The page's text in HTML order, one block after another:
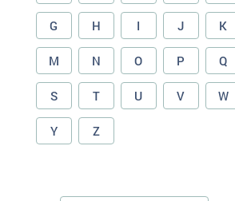
G H I J K
M N O P Q
S T U V W
Y Z